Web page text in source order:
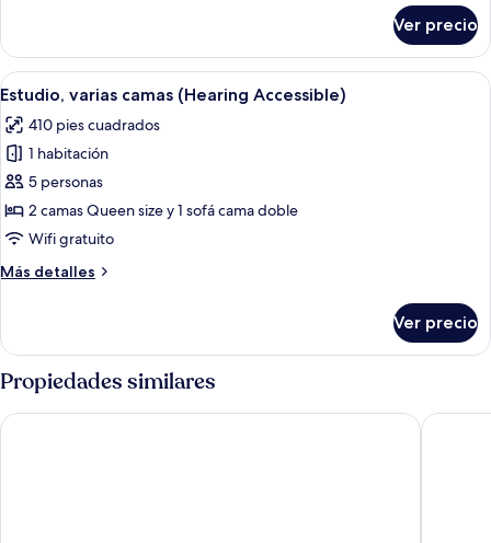
varias
camas
(Mobility
Tub)
Ver precio
Abrir
todas
las
fotos
de
Estudio,
varias
(Hearing
Habitación de hotel con una cama
4
Estudio, varias camas (Hearing Accessible)
410 pies cuadrados
1 habitación
5 personas
2 camas Queen size y 1 sofá cama doble
Wifi gratuito
Más detalles
Más
varias
camas
(Hearing
Accessible)
Ver precio
Propiedades similares
TownePlace Suites New Orleans Downtown/Canal Street